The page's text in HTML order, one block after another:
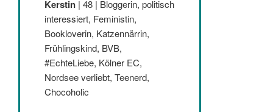
Kerstin | 48 | Bloggerin, politisch
interessiert, Feministin,
Bookloverin, Katzennärrin,
Frühlingskind, BVB,
#EchteLiebe, Kölner EC,
Nordsee verliebt, Teenerd,
Chocoholic